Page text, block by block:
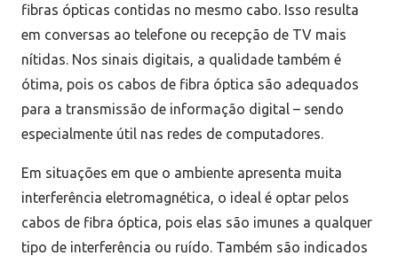
fibras ópticas contidas no mesmo cabo. Isso resulta
em conversas ao telefone ou recepção de TV mais
nítidas. Nos sinais digitais, a qualidade também é
ótima, pois os cabos de fibra óptica são adequados
para a transmissão de informação digital – sendo
especialmente útil nas redes de computadores.
Em situações em que o ambiente apresenta muita
interferência eletromagnética, o ideal é optar pelos
cabos de fibra óptica, pois elas são imunes a qualquer
tipo de interferência ou ruído. Também são indicados